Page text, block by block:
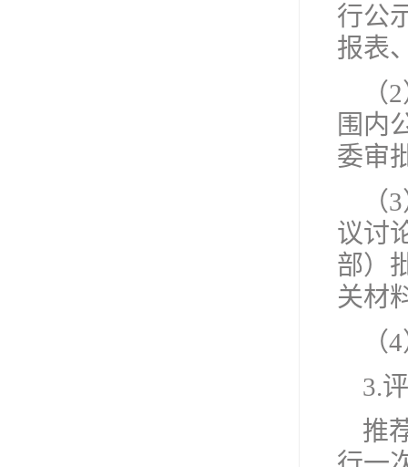
行公
报表
围内
委审
议讨
部）
关材
3.
推